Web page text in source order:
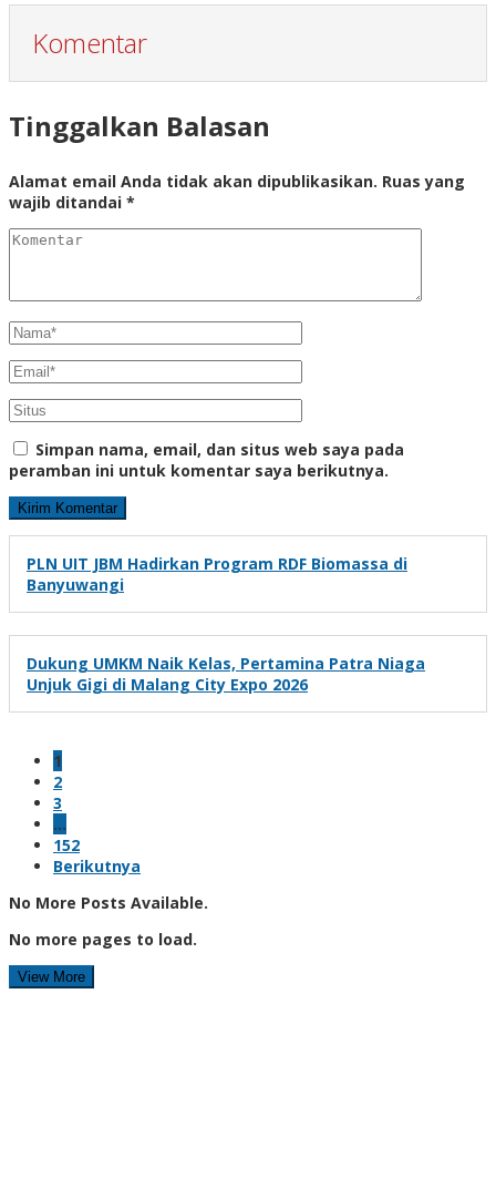
Komentar
Tinggalkan Balasan
Alamat email Anda tidak akan dipublikasikan. Ruas yang
wajib ditandai *
Simpan nama, email, dan situs web saya pada
peramban ini untuk komentar saya berikutnya.
PLN UIT JBM Hadirkan Program RDF Biomassa di
Banyuwangi
Dukung UMKM Naik Kelas, Pertamina Patra Niaga
Unjuk Gigi di Malang City Expo 2026
1
2
3
…
152
Berikutnya
No More Posts Available.
No more pages to load.
View More